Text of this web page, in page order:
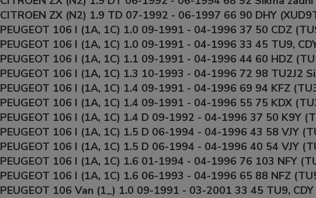
CITROEN ZX (N2) 1.9 TD 07-1992 - 06-1997 66 90 DHY
PEUGEOT 106 I (1A, 1C) 1.0 09-1991 - 04-1996 37 50 CDZ
PEUGEOT 106 I (1A, 1C) 1.0 09-1991 - 04-1996 33 45 TU9,
PEUGEOT 106 I (1A, 1C) 1.1 09-1991 - 04-1996 44 60 HDZ
PEUGEOT 106 I (1A, 1C) 1.3 10-1993 - 04-1996 72 98 TU2J2
PEUGEOT 106 I (1A, 1C) 1.4 09-1991 - 04-1996 69 94 KFZ
PEUGEOT 106 I (1A, 1C) 1.4 09-1991 - 04-1996 55 75 KDX
PEUGEOT 106 I (1A, 1C) 1.4 D 09-1992 - 04-1996 37 50 K9Y
PEUGEOT 106 I (1A, 1C) 1.5 D 06-1994 - 04-1996 43 58 VJY
PEUGEOT 106 I (1A, 1C) 1.5 D 06-1994 - 04-1996 40 54 VJY
PEUGEOT 106 I (1A, 1C) 1.6 01-1994 - 04-1996 76 103 NFY
PEUGEOT 106 I (1A, 1C) 1.6 06-1993 - 04-1996 65 88 NFZ
PEUGEOT 106 Van (1_) 1.0 09-1991 - 03-2001 33 45 TU9,